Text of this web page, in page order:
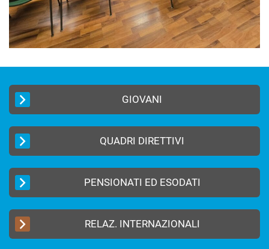
GIOVANI
QUADRI DIRETTIVI
PENSIONATI ED ESODATI
RELAZ. INTERNAZIONALI